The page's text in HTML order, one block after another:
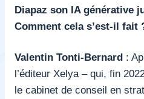
Diapaz son IA générative
Comment cela s’est-il fait
Valentin Tonti-Bernard :
l’éditeur Xelya – qui, fin
le cabinet de conseil en